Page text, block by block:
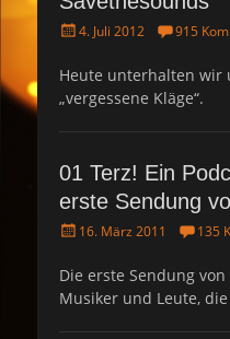
P
s
e
d
n
4. Juli 2012 915
Heute unterhalten
„vergessene Kläge“.
01 Terz! Ein
erste Sendung
P
s
t
e
d
16. März 2011 135
Die erste Sendung
Musiker und Leute,